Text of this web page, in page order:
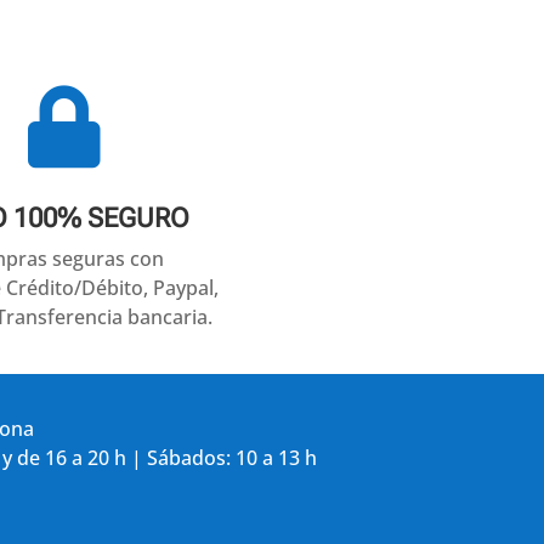

100% SEGURO
seguras con
Crédito/Débito, Paypal,
bancaria.
de 16 a 20 h | Sábados: 10 a 13 h